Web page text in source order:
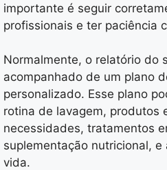
importante é seguir
profissionais e ter paciência
Normalmente, o relatório do
acompanhado de um plano
personalizado. Esse plano
rotina de lavagem, produtos
necessidades, tratamentos
suplementação nutricional,
vida.